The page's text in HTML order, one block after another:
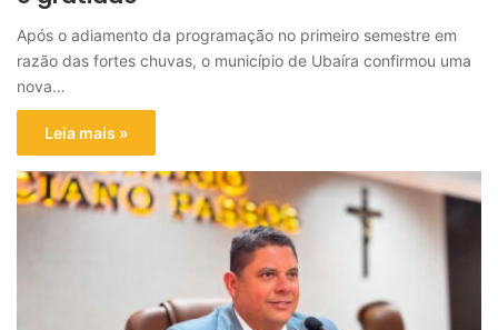
Após o adiamento da programação no primeiro semestre em
razão das fortes chuvas, o município de Ubaíra confirmou uma
nova…
Leia mais »